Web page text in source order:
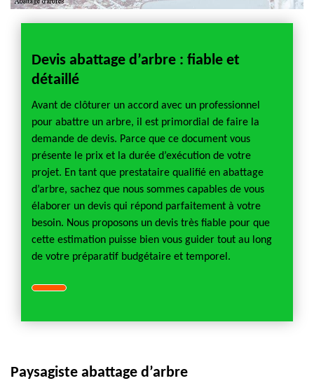
Devis abattage d’arbre : fiable et
détaillé
Avant de clôturer un accord avec un professionnel
pour abattre un arbre, il est primordial de faire la
demande de devis. Parce que ce document vous
présente le prix et la durée d’exécution de votre
projet. En tant que prestataire qualifié en abattage
d’arbre, sachez que nous sommes capables de vous
élaborer un devis qui répond parfaitement à votre
besoin. Nous proposons un devis très fiable pour que
cette estimation puisse bien vous guider tout au long
de votre préparatif budgétaire et temporel.
Paysagiste abattage d’arbre